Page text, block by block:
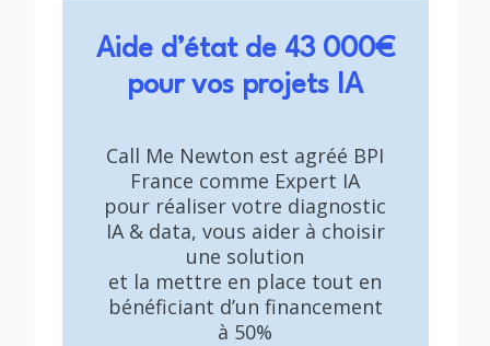
Aide d’état de 43 000€
pour vos projets IA
Call Me Newton est agréé BPI
France comme Expert IA
pour réaliser votre diagnostic
IA & data, vous aider à choisir
une solution
et la mettre en place tout en
bénéficiant d’un financement
à 50%